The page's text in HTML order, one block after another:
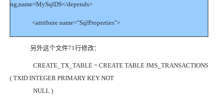
ng,name=MySqlDS</depends>
<attribute name="SqlProperties">
另外这个文件71行修改：
CREATE_TX_TABLE = CREATE TABLE JMS_TRANSACTIONS
( TXID INTEGER PRIMARY KEY NOT
NULL )